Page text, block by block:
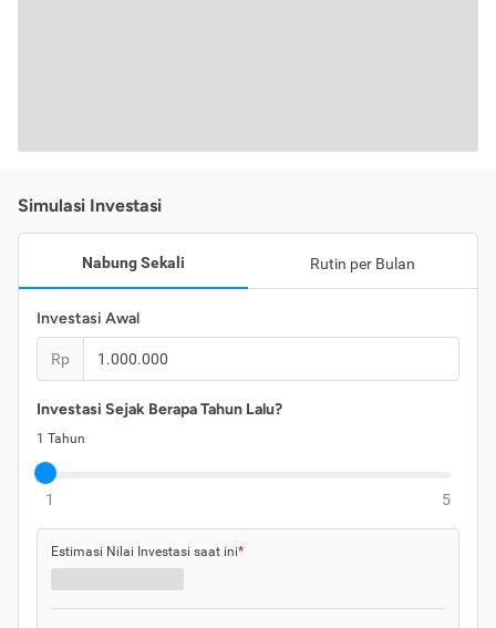
Simulasi Investasi
Nabung Sekali Rutin per Bulan
Investasi Awal
Rp
Investasi Sejak Berapa Tahun Lalu?
1 Tahun
1 5
Estimasi Nilai Investasi saat ini*